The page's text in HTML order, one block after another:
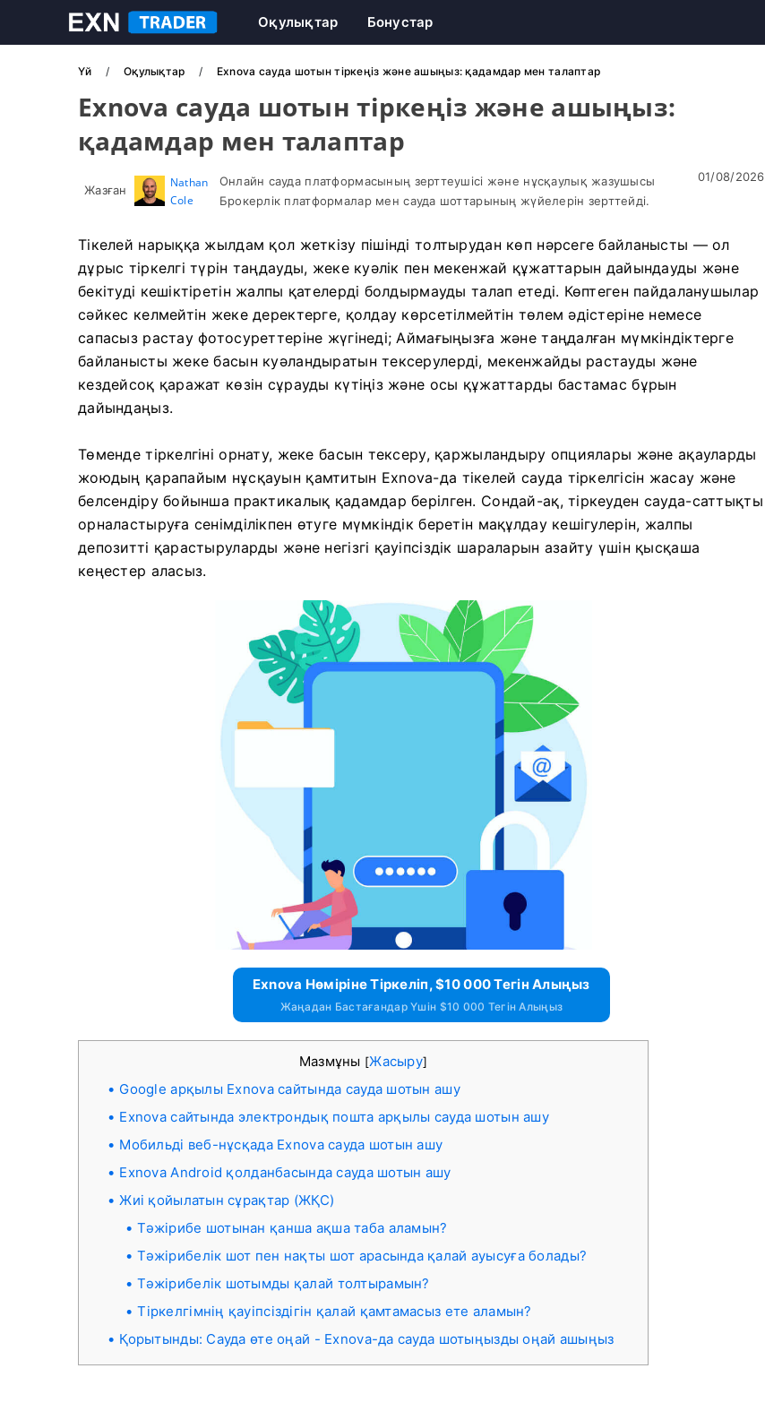
Оқулықтар Бонустар
Үй Оқулықтар Exnova сауда шотын тіркеңіз және ашыңыз: қадамдар мен талаптар
Exnova сауда шотын тіркеңіз және ашыңыз:
қадамдар мен талаптар
Жазған
Nathan
Cole
Онлайн сауда платформасының зерттеушісі және нұсқаулық жазушысы
Брокерлік платформалар мен сауда шоттарының жүйелерін зерттейді.
01/08/2026
Тікелей нарыққа жылдам қол жеткізу пішінді толтырудан көп нәрсеге байланысты — ол
дұрыс тіркелгі түрін таңдауды, жеке куәлік пен мекенжай құжаттарын дайындауды және
бекітуді кешіктіретін жалпы қателерді болдырмауды талап етеді. Көптеген пайдаланушылар
сәйкес келмейтін жеке деректерге, қолдау көрсетілмейтін төлем әдістеріне немесе
сапасыз растау фотосуреттеріне жүгінеді; Аймағыңызға және таңдалған мүмкіндіктерге
байланысты жеке басын куәландыратын тексерулерді, мекенжайды растауды және
кездейсоқ қаражат көзін сұрауды күтіңіз және осы құжаттарды бастамас бұрын
дайындаңыз.
Төменде тіркелгіні орнату, жеке басын тексеру, қаржыландыру опциялары және ақауларды
жоюдың қарапайым нұсқауын қамтитын Exnova-да тікелей сауда тіркелгісін жасау және
белсендіру бойынша практикалық қадамдар берілген. Сондай-ақ, тіркеуден сауда-саттықты
орналастыруға сенімділікпен өтуге мүмкіндік беретін мақұлдау кешігулерін, жалпы
депозитті қарастыруларды және негізгі қауіпсіздік шараларын азайту үшін қысқаша
кеңестер аласыз.
Exnova Нөміріне Тіркеліп, $10 000 Тегін Алыңыз
Жаңадан Бастағандар Үшін $10 000 Тегін Алыңыз
Мазмұны [Жасыру]
Google арқылы Exnova сайтында сауда шотын ашу
Exnova сайтында электрондық пошта арқылы сауда шотын ашу
Мобильді веб-нұсқада Exnova сауда шотын ашу
Exnova Android қолданбасында сауда шотын ашу
Жиі қойылатын сұрақтар (ЖҚС)
Тәжірибе шотынан қанша ақша таба аламын?
Тәжірибелік шот пен нақты шот арасында қалай ауысуға болады?
Тәжірибелік шотымды қалай толтырамын?
Тіркелгімнің қауіпсіздігін қалай қамтамасыз ете аламын?
Қорытынды: Сауда өте оңай - Exnova-да сауда шотыңызды оңай ашыңыз